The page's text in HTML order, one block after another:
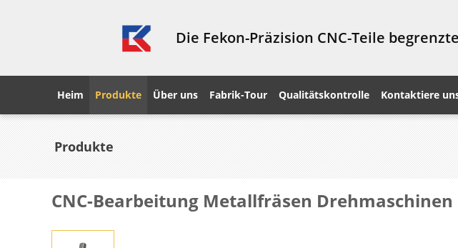
Die Fekon-Präzision CNC-Teile
Heim Produkte Über uns Fabrik-Tour Qualitätskontrolle Kontaktiere
Produkte
CNC-Bearbeitung Metallfräsen